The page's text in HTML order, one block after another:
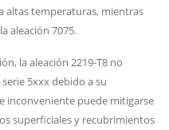
altas temperaturas, mientras
aleación 7075.
la aleación 2219-T8 no
5xxx debido a su
inconveniente puede mitigarse
superficiales y recubrimientos